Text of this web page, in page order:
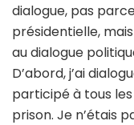
dialogue, pas
présidentielle,
au dialogue
D’abord, j’ai
participé à tous les
prison. Je n’étais